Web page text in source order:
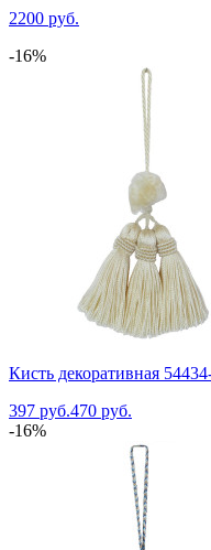
2200 руб.
-16%
Кисть декоративная
397 руб.470 руб.
-16%